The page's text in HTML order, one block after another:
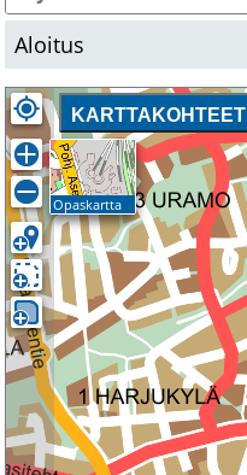
KARTTAKOHTEET
Opaskartta